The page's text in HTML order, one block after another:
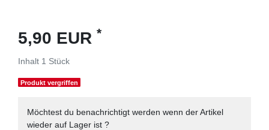
5,90 EUR *
Inhalt 1 Stück
Produkt vergriffen
Möchtest du benachrichtigt werden wenn der Artikel
wieder auf Lager ist ?